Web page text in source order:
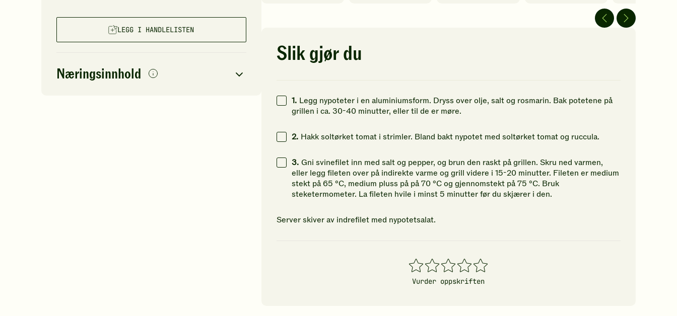
LEGG I HANDLELISTEN
Næringsinnhold
å
5
stjerner.
Slik gjør du
1. Legg nypoteter i en aluminiumsform. Dryss over olje, salt og rosmarin. Bak potetene på
grillen i ca. 30-40 minutter, eller til de er møre.
2. Hakk soltørket tomat i strimler. Bland bakt nypotet med soltørket tomat og ruccula.
3. Gni svinefilet inn med salt og pepper, og brun den raskt på grillen. Skru ned varmen,
eller legg fileten over på indirekte varme og grill videre i 15-20 minutter. Fileten er medium
stekt på 65 °C, medium pluss på på 70 °C og gjennomstekt på 75 °C. Bruk
steketermometer. La fileten hvile i minst 5 minutter før du skjærer i den.
Server skiver av indrefilet med nypotetsalat.
1
stjerner
2
stjerner
3
stjerner
4
stjerner
5
stjerner
Vurder oppskriften